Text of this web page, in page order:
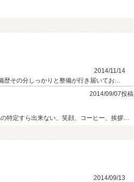
2014/11/14
歴その分しっかりと整備が行き届いており
2014/09/07投稿
特定すら出来ない、笑顔、コーヒー、挨拶は
通費等のの保証をしていただけないのは残念
2014/09/13